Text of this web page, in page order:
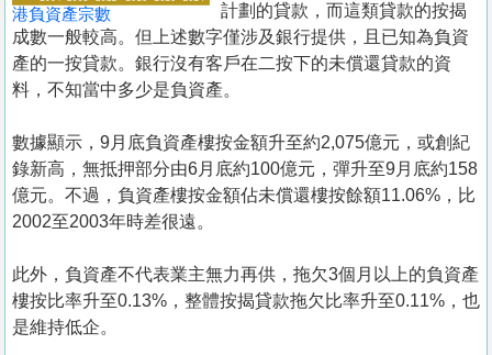
港負資產宗數
計劃的貸款，而這類貸款的按揭
成數一般較高。但上述數字僅涉及銀行提供，且已知為負資
產的一按貸款。銀行沒有客戶在二按下的未償還貸款的資
料，不知當中多少是負資產。
數據顯示，9月底負資產樓按金額升至約2,075億元，或創紀
錄新高，無抵押部分由6月底約100億元，彈升至9月底約158
億元。不過，負資產樓按金額佔未償還樓按餘額11.06%，比
2002至2003年時差很遠。
此外，負資產不代表業主無力再供，拖欠3個月以上的負資產
樓按比率升至0.13%，整體按揭貸款拖欠比率升至0.11%，也
是維持低企。